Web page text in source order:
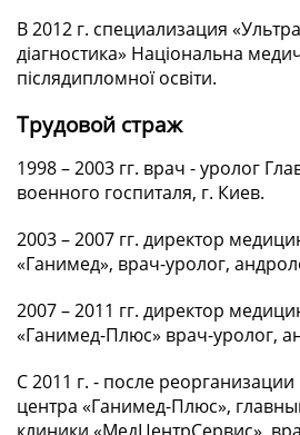
В 2012 г. специализация
діагностика» Національна
післядипломної освіти.
Трудовой страж
1998 – 2003 гг. врач - уролог
военного госпиталя, г. Киев.
2003 – 2007 гг. директор
«Ганимед», врач-уролог,
2007 – 2011 гг. директор
«Ганимед-Плюс» врач-уролог,
С 2011 г. - после
центра «Ганимед-Плюс»,